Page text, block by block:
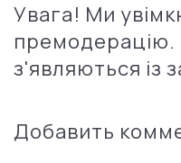
Увага! Ми
премодерацію.
з'являються із
Добавить